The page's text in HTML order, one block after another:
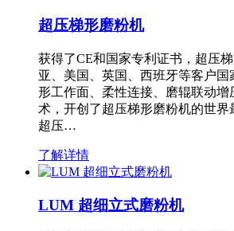
超压梯形磨粉机
获得了CE和国家专利证书，超压
亚、美国、英国、西班牙等客户
形工作面、柔性连接、磨辊联动增
术，开创了超压梯形磨粉机的世界
超压…
了解详情
LUM 超细立式磨粉机